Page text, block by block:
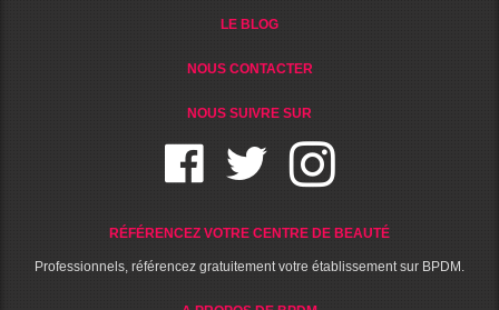
LE BLOG
NOUS CONTACTER
NOUS SUIVRE SUR
RÉFÉRENCEZ VOTRE CENTRE DE BEAUTÉ
Professionnels, référencez gratuitement votre établissement sur BPDM.